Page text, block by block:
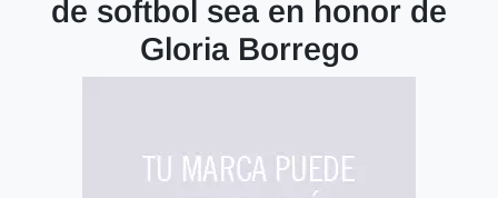
de softbol sea en honor de
Gloria Borrego